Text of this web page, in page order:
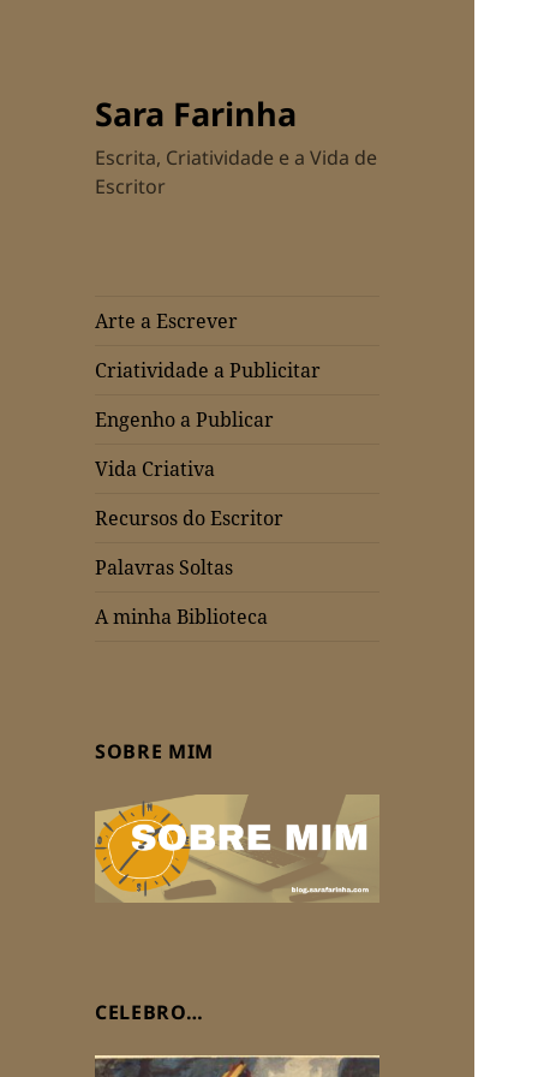
Sara Farinha
Escrita, Criatividade e a Vida de
Escritor
Arte a Escrever
Criatividade a Publicitar
Engenho a Publicar
Vida Criativa
Recursos do Escritor
Palavras Soltas
A minha Biblioteca
SOBRE MIM
CELEBRO…